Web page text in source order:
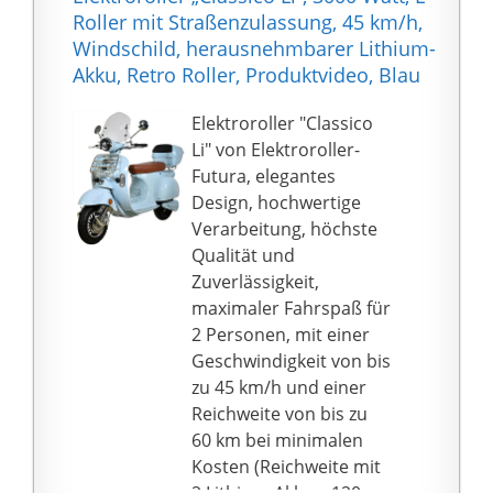
Speisen vor - Fleisch-
Klassiker „Rodizio“ bis
Gemüse-Spieß!
ZUBEHÖR &
ERSATZTEILE - bei
SANTOS finden Sie eine
Vielzahl an passenden
Ersatzteilen,
Zubehörteilen & allem
was das Grill-Herz
begehrt
Roller mit Straßenzulassung, 45 km/h,
Windschild, herausnehmbarer Lithium-
Akku, Retro Roller, Produktvideo, Blau
Elektroroller "Classico
Li" von Elektroroller-
Futura, elegantes
Design, hochwertige
Verarbeitung, höchste
Qualität und
Zuverlässigkeit,
maximaler Fahrspaß für
2 Personen, mit einer
Geschwindigkeit von bis
zu 45 km/h und einer
Reichweite von bis zu
60 km bei minimalen
Kosten (Reichweite mit